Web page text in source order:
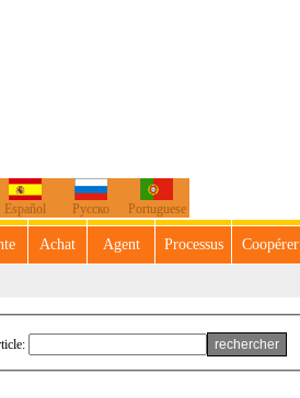
Español Русско Portuguese
Achat Agent Processus Coopérer